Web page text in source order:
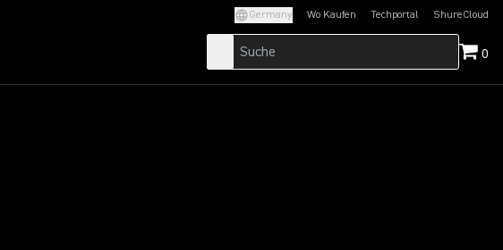
Germany Wo Kaufen Techportal
(Opens in a new tab)ShureCloud
(Opens in a new
0